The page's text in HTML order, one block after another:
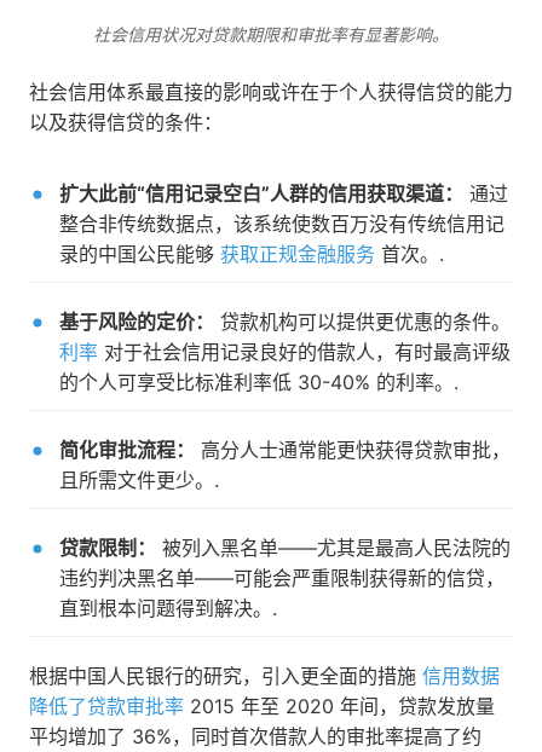
社会信用状况对贷款期限和审批率有显著影响。
社会信用体系最直接的影响或许在于个人获得信贷的能力
以及获得信贷的条件：
扩大此前“信用记录空白”人群的信用获取渠道：
通过
整合非传统数据点，该系统使数百万没有传统信用记
录的中国公民能够 获取正规金融服务 首次。.
基于风险的定价：
贷款机构可以提供更优惠的条件。
利率 对于社会信用记录良好的借款人，有时最高评级
的个人可享受比标准利率低 30-40% 的利率。.
简化审批流程：
高分人士通常能更快获得贷款审批，
且所需文件更少。.
贷款限制：
被列入黑名单——尤其是最高人民法院的
违约判决黑名单——可能会严重限制获得新的信贷，
直到根本问题得到解决。.
根据中国人民银行的研究，引入更全面的措施 信用数据
降低了贷款审批率 2015 年至 2020 年间，贷款发放量
平均增加了 36%，同时首次借款人的审批率提高了约